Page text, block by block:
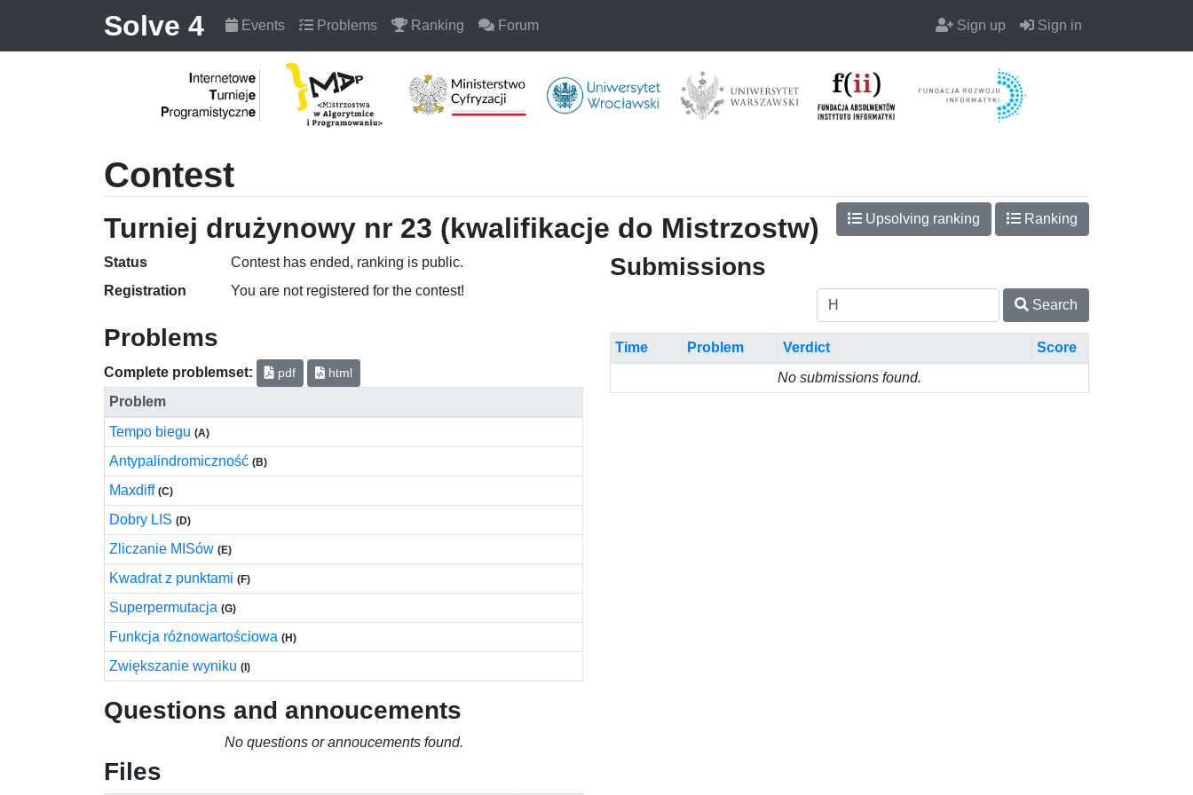
Solve 4 Events Problems Ranking Forum Sign up Sign in
Contest
Turniej drużynowy nr 23 (kwalifikacje do Mistrzostw) Upsolving ranking Ranking
Status
Contest has ended, ranking is public.
Registration
You are not registered for the contest!
Problems
Complete problemset: pdf html
Problem
Tempo biegu (A)
Antypalindromiczność (B)
Maxdiff (C)
Dobry LIS (D)
Zliczanie MISów (E)
Kwadrat z punktami (F)
Superpermutacja (G)
Funkcja różnowartościowa (H)
Zwiększanie wyniku (I)
Questions and annoucements
No questions or annoucements found.
Files
Submissions
Search
Time Problem Verdict
Score
No submissions found.